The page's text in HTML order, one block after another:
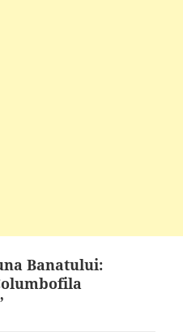
Banatului: